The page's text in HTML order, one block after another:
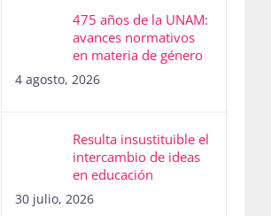
475 años de la UNAM:
avances normativos
en materia de género
4 agosto, 2026
Resulta insustituible el
intercambio de ideas
en educación
30 julio, 2026